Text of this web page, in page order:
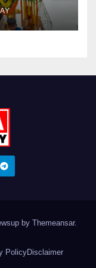
by Themeansar.
PolicyDisclaimer